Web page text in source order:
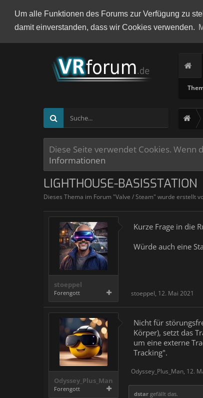
Um alle Funktionen des Forums zur Verfügung zu
damit einverstanden, dass wir Cookies verwenden.
Diese Seite verwendet Cookies. Wenn
Informationen
LIGHTHOUSE-BASISSTATION
Dieses Thema im Forum "Valve / Steam" wurde erstellt
stoeppel
Forengott
Kurze Frage in die
Würde auch eine
stoeppel, 12. Mai 2021
Odyssey_Plus_Man
Forengott
Nicht für
Körper), setzt das
um eine externe
Tracking".
Odyssey_Plus_Man, 12.
dstar gefällt das.